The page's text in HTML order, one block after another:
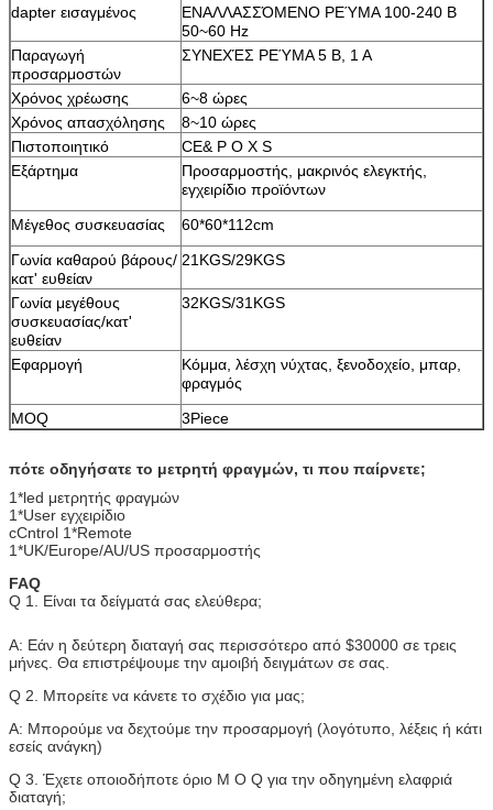
dapter εισαγμένος
ΕΝΑΛΛΑΣΣΌΜΕΝΟ ΡΕΎΜΑ 100-240 Β
50~60 Hz
Παραγωγή
προσαρμοστών
ΣΥΝΕΧΈΣ ΡΕΎΜΑ 5 Β, 1 Α
Χρόνος χρέωσης
6~8 ώρες
Χρόνος απασχόλησης
8~10 ώρες
Πιστοποιητικό
CE& Ρ Ο Χ S
Εξάρτημα
Προσαρμοστής, μακρινός ελεγκτής,
εγχειρίδιο προϊόντων
Μέγεθος συσκευασίας
60*60*112cm
Γωνία καθαρού βάρους/
κατ' ευθείαν
21KGS/29KGS
Γωνία μεγέθους
συσκευασίας/κατ'
ευθείαν
32KGS/31KGS
Εφαρμογή
Κόμμα, λέσχη νύχτας, ξενοδοχείο, μπαρ,
φραγμός
MOQ
3Piece
πότε οδηγήσατε το μετρητή φραγμών, τι που παίρνετε;
1*led μετρητής φραγμών
1*User εγχειρίδιο
cCntrol 1*Remote
1*UK/Europe/AU/US προσαρμοστής
FAQ
Q 1. Είναι τα δείγματά σας ελεύθερα;
Α: Εάν η δεύτερη διαταγή σας περισσότερο από $30000 σε τρεις
μήνες. Θα επιστρέψουμε την αμοιβή δειγμάτων σε σας.
Q 2. Μπορείτε να κάνετε το σχέδιο για μας;
Α: Μπορούμε να δεχτούμε την προσαρμογή (λογότυπο, λέξεις ή κάτι
εσείς ανάγκη)
Q 3. Έχετε οποιοδήποτε όριο Μ Ο Q για την οδηγημένη ελαφριά
διαταγή;